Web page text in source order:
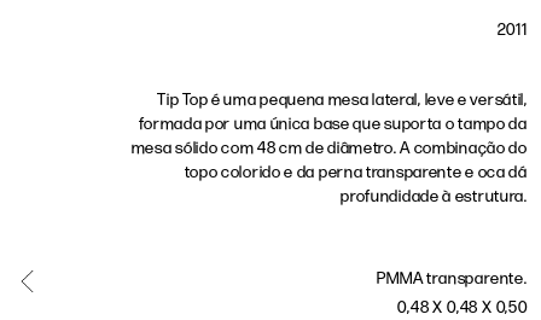
2011
Tip Top é uma pequena mesa lateral, leve e versátil,
formada por uma única base que suporta o tampo da
mesa sólido com 48 cm de diâmetro. A combinação do
topo colorido e da perna transparente e oca dá
profundidade à estrutura.
PMMA transparente.
0,48 X 0,48 X 0,50